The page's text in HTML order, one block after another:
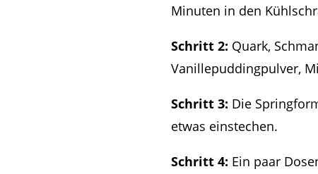
Minuten in den
Schritt 2: Quark,
Vanillepuddingpulver,
Schritt 3: Die
etwas einstechen.
Schritt 4: Ein paar